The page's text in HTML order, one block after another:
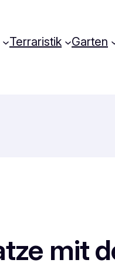
Terraristik Garten
mit